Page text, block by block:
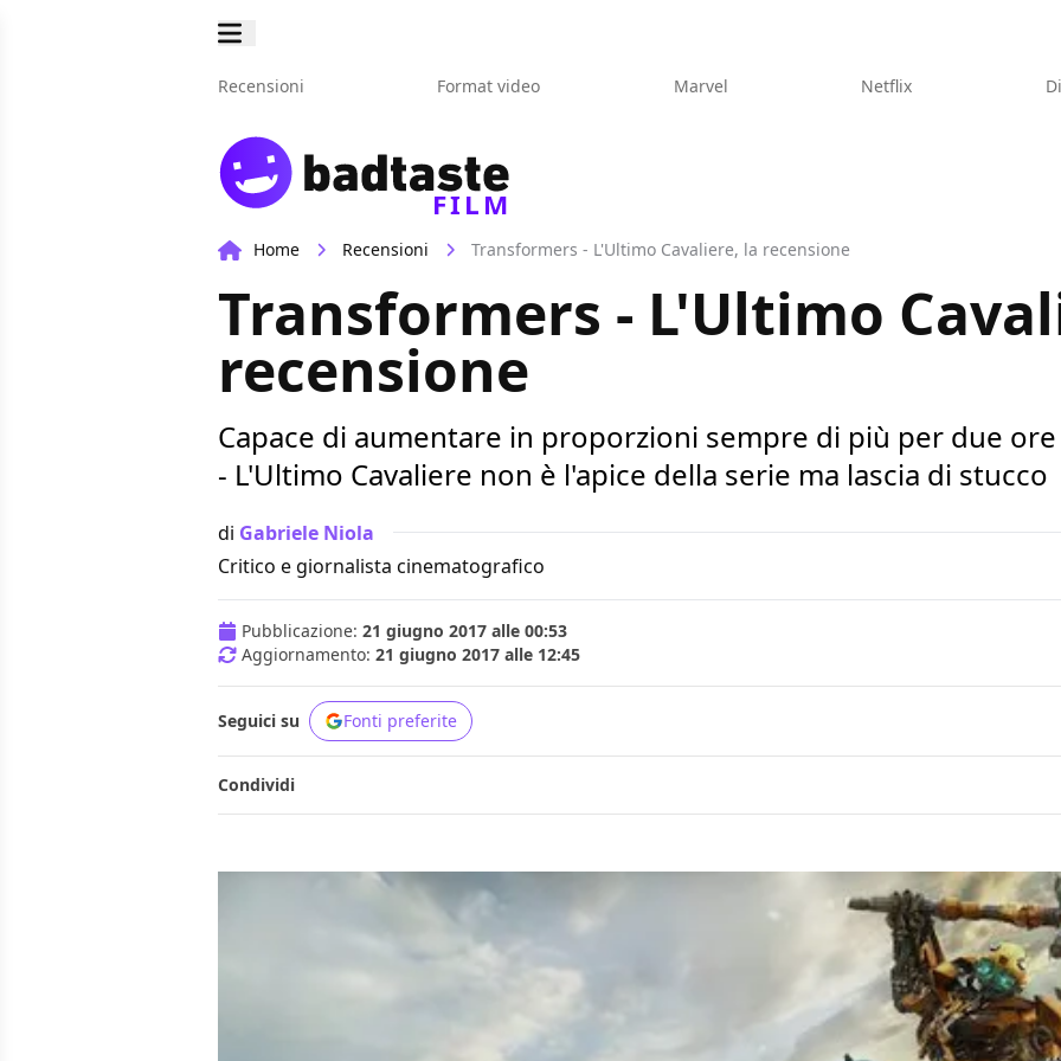
Recensioni Format video Marvel Netflix
FILM
Home Recensioni Transformers - L'Ultimo Cavaliere, la recensione
Transformers - L'Ultimo
recensione
Capace di aumentare in proporzioni sempre di più per due
- L'Ultimo Cavaliere non è l'apice della serie ma lascia di stucco
di Gabriele Niola
Critico e giornalista cinematografico
Pubblicazione: 21 giugno 2017 alle 00:53
Aggiornamento: 21 giugno 2017 alle 12:45
Seguici su Fonti preferite
Condividi